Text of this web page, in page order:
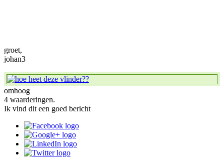
groet,
johan3
omhoog
4 waarderingen.
Ik vind dit een goed bericht